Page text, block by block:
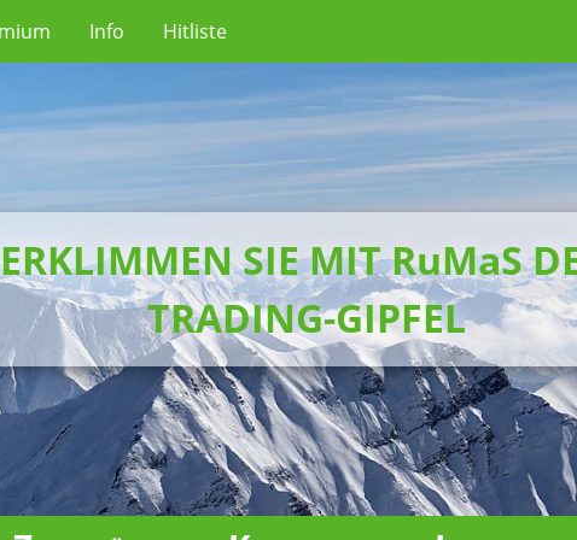
Info Hitliste
ERKLIMMEN SIE MIT RuMaS
TRADING-GIPFEL